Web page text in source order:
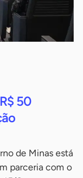
50
de Minas está
parceria com o